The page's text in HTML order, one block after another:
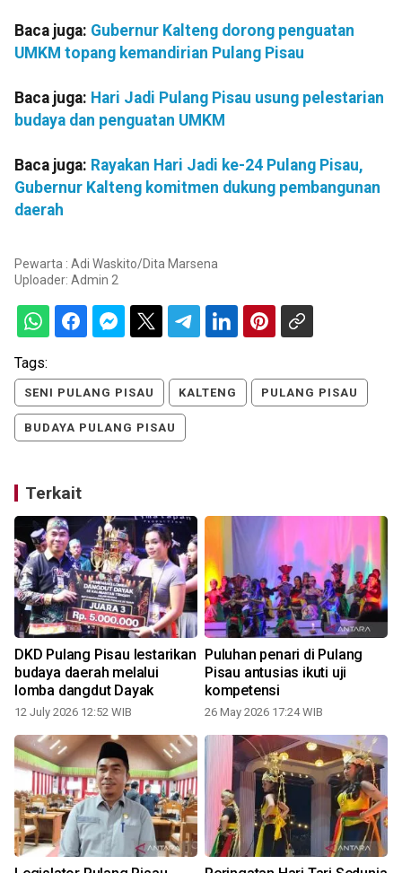
Baca juga: Gubernur Kalteng dorong penguatan
UMKM topang kemandirian Pulang Pisau
Baca juga: Hari Jadi Pulang Pisau usung pelestarian
budaya dan penguatan UMKM
Baca juga: Rayakan Hari Jadi ke-24 Pulang Pisau,
Gubernur Kalteng komitmen dukung pembangunan
daerah
Pewarta : Adi Waskito/Dita Marsena
Uploader: Admin 2
Tags:
SENI PULANG PISAU KALTENG PULANG PISAU
BUDAYA PULANG PISAU
Terkait
DKD Pulang Pisau lestarikan
budaya daerah melalui
lomba dangdut Dayak
12 July 2026 12:52 WIB
Puluhan penari di Pulang
Pisau antusias ikuti uji
kompetensi
26 May 2026 17:24 WIB